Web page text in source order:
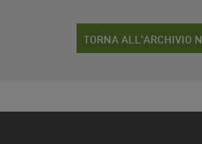
TORNA ALL'ARCHIVIO